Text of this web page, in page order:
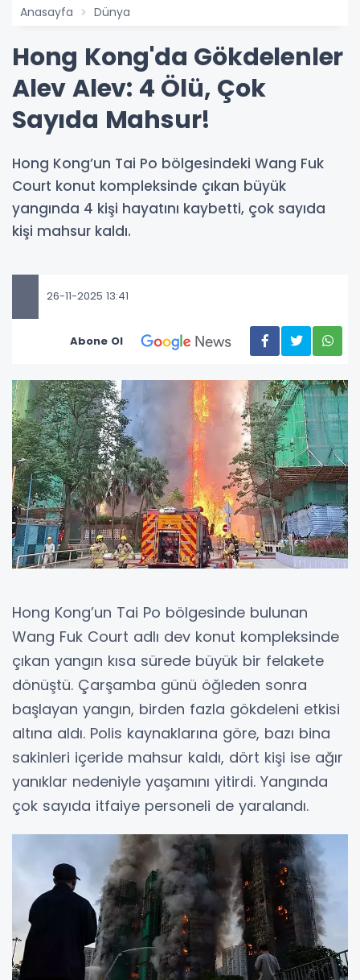
Anasayfa Dünya
Hong Kong'da Gökdelenler
Alev Alev: 4 Ölü, Çok
Sayıda Mahsur!
Hong Kong’un Tai Po bölgesindeki Wang Fuk
Court konut kompleksinde çıkan büyük
yangında 4 kişi hayatını kaybetti, çok sayıda
kişi mahsur kaldı.
26-11-2025 13:41
Abone Ol
Hong Kong’un Tai Po bölgesinde bulunan
Wang Fuk Court adlı dev konut kompleksinde
çıkan yangın kısa sürede büyük bir felakete
dönüştü. Çarşamba günü öğleden sonra
başlayan yangın, birden fazla gökdeleni etkisi
altına aldı. Polis kaynaklarına göre, bazı bina
sakinleri içeride mahsur kaldı, dört kişi ise ağır
yanıklar nedeniyle yaşamını yitirdi. Yangında
çok sayıda itfaiye personeli de yaralandı.